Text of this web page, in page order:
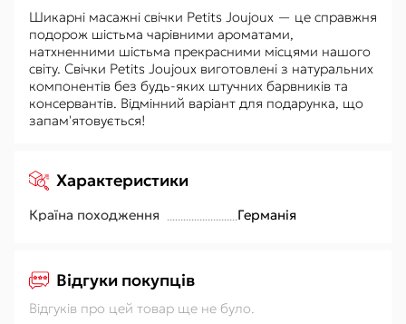
Шикарні масажні свічки Petits Joujoux — це справжня
подорож шістьма чарівними ароматами,
натхненними шістьма прекрасними місцями нашого
світу. Свічки Petits Joujoux виготовлені з натуральних
компонентів без будь-яких штучних барвників та
консервантів. Відмінний варіант для подарунка, що
запам'ятовується!
Характеристики
Країна походження Германія
Відгуки покупців
Відгуків про цей товар ще не було.